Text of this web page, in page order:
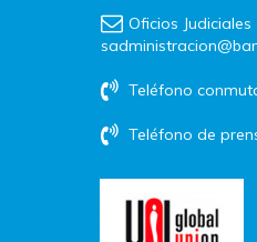
Oficios Judiciales
Teléfono
Teléfono de